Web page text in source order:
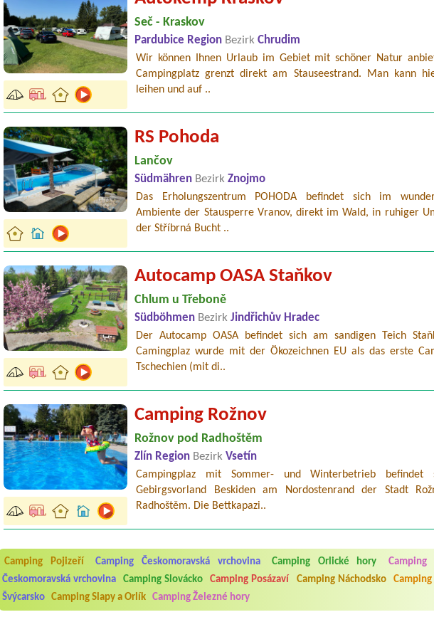
Seč - Kraskov
Pardubice Region Bezirk Chrudim
Wir können Ihnen Urlaub im Gebiet mit schöner Natur
Campingplatz grenzt direkt am Stauseestrand. Man kann
leihen und auf ..
RS Pohoda
Lančov
Südmähren Bezirk Znojmo
Das Erholungszentrum POHODA befindet sich im
Ambiente der Stausperre Vranov, direkt im Wald, in ruhiger
der Stříbrná Bucht ..
Autocamp OASA Staňkov
Chlum u Třeboně
Südböhmen Bezirk Jindřichův Hradec
Der Autocamp OASA befindet sich am sandigen Teich
Camingplaz wurde mit der Ökozeichnen EU als das erste
Tschechien (mit di..
Camping Rožnov
Rožnov pod Radhoštěm
Zlín Region Bezirk Vsetín
Campingplaz mit Sommer- und Winterbetrieb befindet
Gebirgsvorland Beskiden am Nordostenrand der Stadt
Radhoštěm. Die Bettkapazi..
Camping Pojizeří Camping Českomoravská vrchovina Camping Orlické hory
Českomoravská vrchovina
Camping Slovácko Camping Posázaví Camping Náchodsko Camping
Švýcarsko
Camping Slapy a Orlík Camping Železné hory
Aneta Melicharová***
utěrky, což při množství návštěvníků není samozřejmost. V kempu je obchod a restaurace, kebab a
velice zklamalo byl celodenní hluk z repráků u stanů a absolutní bezohlednost ostatních
jak na pouti- z každého koutu hrála jiná hudba.Kemp pěkný, ale takový rámus jsme ještě nezažili...
Jana*****
Chtěli jsme být týden,byli jsme dva. Na začátku prázdnin. Přijeli jsme karavanem. Klid pohoda